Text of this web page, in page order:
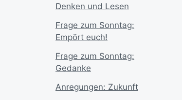
Denken und Lesen
Frage zum Sonntag:
Empört euch!
Frage zum Sonntag:
Gedanke
Anregungen: Zukunft